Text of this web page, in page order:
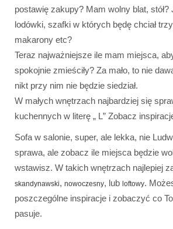
postawię zakupy? Mam wolny blat, stół?
lodówki, szafki w których będę chciał
makarony etc?
Teraz najważniejsze ile mam miejsca,
spokojnie zmieściły? Za mało, to nie
nikt przy nim nie będzie siedział.
W małych wnętrzach najbardziej się
kuchennych w literę „ L” Zobacz
Sofa w salonie, super, ale lekka, nie
sprawa, ale zobacz ile miejsca będzie
wstawisz. W takich wnętrzach najlepiej
skandynawski, nowoczesny, lub loftowy.
poszczególne inspiracje i zobaczyć co
pasuje.